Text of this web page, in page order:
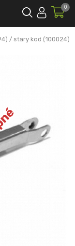
0
/ stary kod (100024)